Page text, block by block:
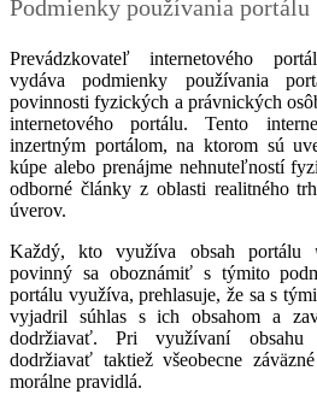
Podmienky používania portálu
Prevádzkovateľ internetového
vydáva podmienky používania
povinnosti fyzických a právnických
internetového portálu. Tento
inzertným portálom, na ktorom sú
kúpe alebo prenájme nehnuteľností
odborné články z oblasti realitného
úverov.
Každý, kto využíva obsah portálu
povinný sa oboznámiť s týmito
portálu využíva, prehlasuje, že sa s
vyjadril súhlas s ich obsahom a
dodržiavať. Pri využívaní obsahu
dodržiavať taktiež všeobecne
morálne pravidlá.